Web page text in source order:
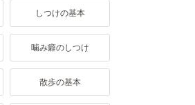
しつけの基本
噛み癖のしつけ
散歩の基本